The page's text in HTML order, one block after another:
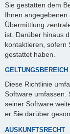
Sie gestatten dem
Ihnen
Übermittlung
ist. Darüber hinaus
kontaktieren, sofern
gestattet haben.
Diese Richtlinie
Software umfassen.
seiner Software
er Sie darüber
AUSKUNFTSRECHT